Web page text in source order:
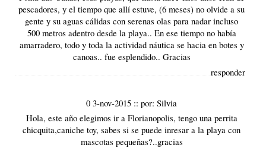
pescadores, y el tiempo que allí estuve, (6 meses) no olvide a su
gente y su aguas cálidas con serenas olas para nadar incluso
500 metros adentro desde la playa.. En ese tiempo no había
amarradero, todo y toda la actividad náutica se hacia en botes y
canoas.. fue esplendido.. Gracias
responder
0 3-nov-2015 ::por:Silvia
Hola, este año elegimos ir a Florianopolis, tengo una perrita
chicquita,caniche toy, sabes si se puede inresar a la playa con
mascotas pequeñas?..gracias